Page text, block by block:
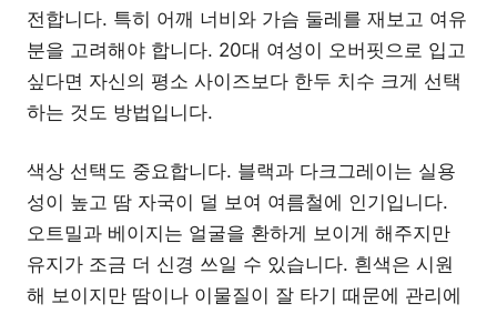
전합니다. 특히 어깨 너비와 가슴 둘레를 재보고 여유
분을 고려해야 합니다. 20대 여성이 오버핏으로 입고
싶다면 자신의 평소 사이즈보다 한두 치수 크게 선택
하는 것도 방법입니다.
색상 선택도 중요합니다. 블랙과 다크그레이는 실용
성이 높고 땀 자국이 덜 보여 여름철에 인기입니다.
오트밀과 베이지는 얼굴을 환하게 보이게 해주지만
유지가 조금 더 신경 쓰일 수 있습니다. 흰색은 시원
해 보이지만 땀이나 이물질이 잘 타기 때문에 관리에